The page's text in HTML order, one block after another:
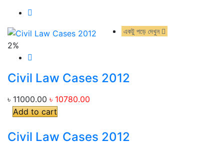
2%
একটু পড়ে দেখুন
Civil Law Cases 2012
৳ 11000.00 ৳ 10780.00
Add to cart
Civil Law Cases 2012
একটু পড়ে দেখুন